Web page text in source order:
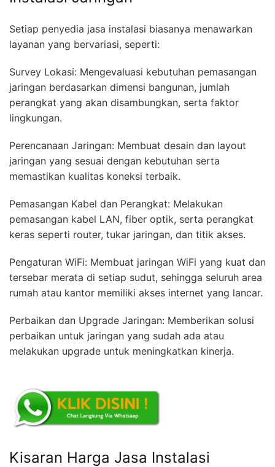
Setiap penyedia jasa instalasi biasanya menawarkan
layanan yang bervariasi, seperti:
Survey Lokasi: Mengevaluasi kebutuhan pemasangan
jaringan berdasarkan dimensi bangunan, jumlah
perangkat yang akan disambungkan, serta faktor
lingkungan.
Perencanaan Jaringan: Membuat desain dan layout
jaringan yang sesuai dengan kebutuhan serta
memastikan kualitas koneksi terbaik.
Pemasangan Kabel dan Perangkat: Melakukan
pemasangan kabel LAN, fiber optik, serta perangkat
keras seperti router, tukar jaringan, dan titik akses.
Pengaturan WiFi: Membuat jaringan WiFi yang kuat dan
tersebar merata di setiap sudut, sehingga seluruh area
rumah atau kantor memiliki akses internet yang lancar.
Perbaikan dan Upgrade Jaringan: Memberikan solusi
perbaikan untuk jaringan yang sudah ada atau
melakukan upgrade untuk meningkatkan kinerja.
Kisaran Harga Jasa Instalasi